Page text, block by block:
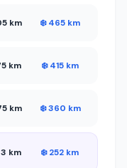
km ❄️ 465 km
km ❄️ 415 km
km ❄️ 360 km
km ❄️ 252 km